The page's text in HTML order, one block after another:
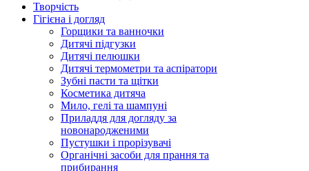
Творчість
Гігієна і догляд
Горщики та ванночки
Дитячі підгузки
Дитячі пелюшки
Дитячі термометри та аспіратори
Зубні пасти та щітки
Косметика дитяча
Мило, гелі та шампуні
Приладдя для догляду за
новонародженими
Пустушки і прорізувачі
Органічні засоби для прання та
прибирання